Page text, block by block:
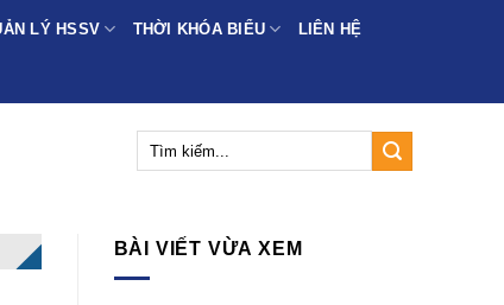
LÝ HSSV THỜI KHÓA BIỂU LIÊN HỆ
BÀI VIẾT VỪA XEM